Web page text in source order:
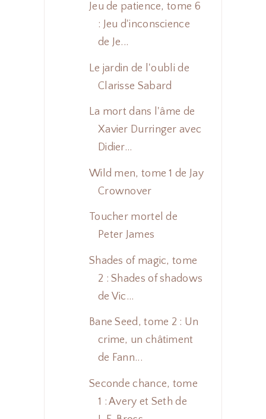
Jeu de patience, tome 6
: Jeu d'inconscience
de Je...
Le jardin de l'oubli de
Clarisse Sabard
La mort dans l'âme de
Xavier Durringer avec
Didier...
Wild men, tome 1 de Jay
Crownover
Toucher mortel de
Peter James
Shades of magic, tome
2 : Shades of shadows
de Vic...
Bane Seed, tome 2 : Un
crime, un châtiment
de Fann...
Seconde chance, tome
1 : Avery et Seth de